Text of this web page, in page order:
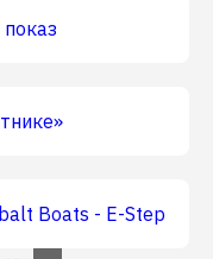
Boats - E-Step